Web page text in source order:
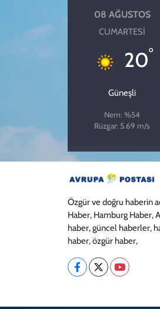
08 AĞUSTOS
CUMARTESI
20°
Güneşli
Nem: %54
Rüzgar: 5.69 m/s
Özgür ve doğru haberin
Haber, Hamburg Haber,
haber, güncel haberler,
haber, özgür haber,